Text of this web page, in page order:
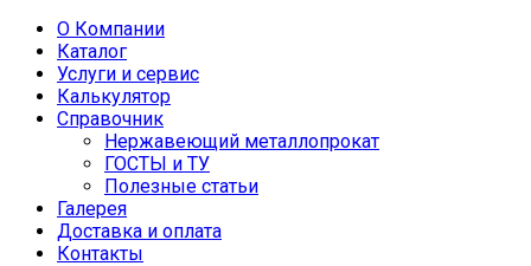
О Компании
Каталог
Услуги и сервис
Калькулятор
Справочник
Нержавеющий металлопрокат
ГОСТЫ и ТУ
Полезные статьи
Галерея
Доставка и оплата
Контакты